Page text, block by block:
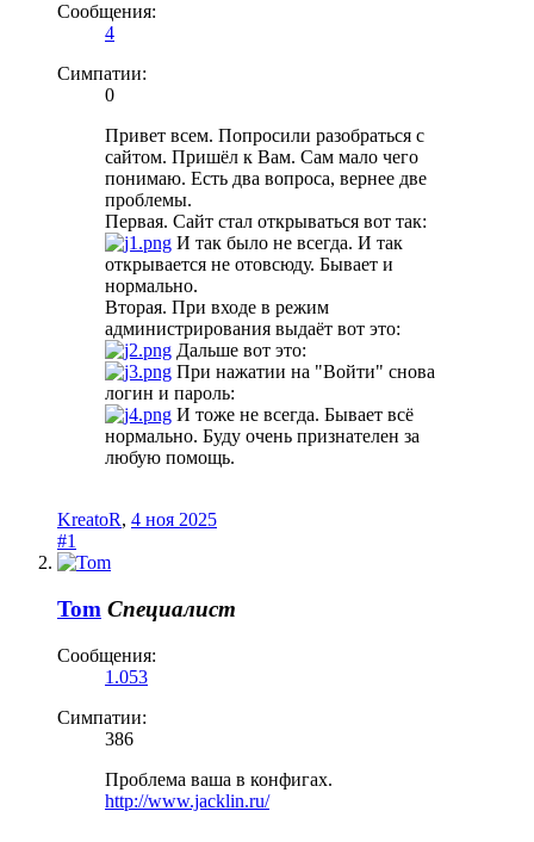
Сообщения:
4
Симпатии:
0
Привет всем. Попросили разобраться с
сайтом. Пришёл к Вам. Сам мало чего
понимаю. Есть два вопроса, вернее две
проблемы.
Первая. Сайт стал открываться вот так:
И так было не всегда. И так
открывается не отовсюду. Бывает и
нормально.
Вторая. При входе в режим
администрирования выдаёт вот это:
Дальше вот это:
При нажатии на "Войти" снова
логин и пароль:
И тоже не всегда. Бывает всё
нормально. Буду очень признателен за
любую помощь.
KreatoR, 4 ноя 2025
#1
Tom Специалист
Сообщения:
1.053
Симпатии:
386
Проблема ваша в конфигах.
http://www.jacklin.ru/